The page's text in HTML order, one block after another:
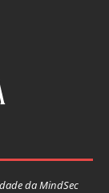
da MindSec